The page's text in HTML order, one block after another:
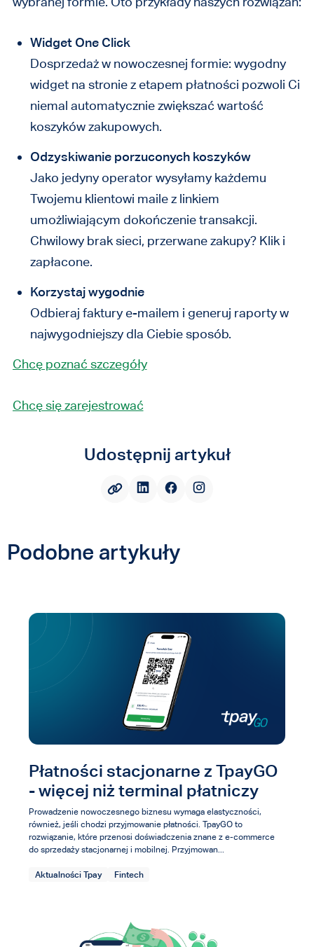
Widget One Click
Dosprzedaż w nowoczesnej formie: wygodny
widget na stronie z etapem płatności pozwoli Ci
niemal automatycznie zwiększać wartość
koszyków zakupowych.
Odzyskiwanie porzuconych koszyków
Jako jedyny operator wysyłamy każdemu
Twojemu klientowi maile z linkiem
umożliwiającym dokończenie transakcji.
Chwilowy brak sieci, przerwane zakupy? Klik i
zapłacone.
Korzystaj wygodnie
Odbieraj faktury e-mailem i generuj raporty w
najwygodniejszy dla Ciebie sposób.
Chcę poznać szczegóły
Chcę się zarejestrować
Udostępnij artykuł
Podobne artykuły
Płatności stacjonarne z TpayGO
- więcej niż terminal płatniczy
Prowadzenie nowoczesnego biznesu wymaga elastyczności,
również, jeśli chodzi przyjmowanie płatności. TpayGO to
rozwiązanie, które przenosi doświadczenia znane z e-commerce
do sprzedaży stacjonarnej i mobilnej. Przyjmowan...
Aktualności Tpay Fintech